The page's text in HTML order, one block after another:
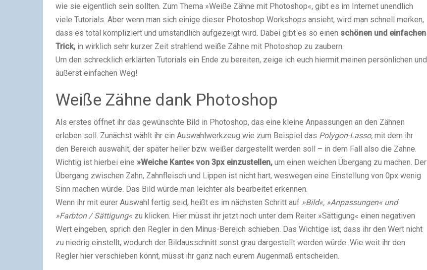
wie sie eigentlich sein sollten. Zum Thema »Weiße Zähne mit Photoshop«, gibt es im Internet unendlich
viele Tutorials. Aber wenn man sich einige dieser Photoshop Workshops ansieht, wird man schnell merken,
dass es total kompliziert und umständlich aufgezeigt wird. Dabei gibt es so einen schönen und einfachen
Trick, in wirklich sehr kurzer Zeit strahlend weiße Zähne mit Photoshop zu zaubern.
Um den schrecklich erklärten Tutorials ein Ende zu bereiten, zeige ich euch hiermit meinen persönlichen und
äußerst einfachen Weg!
Weiße Zähne dank Photoshop
Als erstes öffnet ihr das gewünschte Bild in Photoshop, das eine kleine Anpassungen an den Zähnen
erleben soll. Zunächst wählt ihr ein Auswahlwerkzeug wie zum Beispiel das Polygon-Lasso, mit dem ihr
den Bereich auswählt, der später heller bzw. weißer dargestellt werden soll – in dem Fall also die Zähne.
Wichtig ist hierbei eine »Weiche Kante« von 3px einzustellen, um einen weichen Übergang zu machen. Der
Übergang zwischen Zahn, Zahnfleisch und Lippen ist nicht hart, weswegen eine Einstellung von 0px wenig
Sinn machen würde. Das Bild würde man leichter als bearbeitet erkennen.
Wenn ihr mit eurer Auswahl fertig seid, heißt es im nächsten Schritt auf »Bild«, »Anpassungen« und
»Farbton / Sättigung«zu klicken. Hier müsst ihr jetzt noch unter dem Reiter »Sättigung« einen negativen
Wert eingeben, sprich den Regler in den Minus-Bereich schieben. Das Wichtige ist, dass ihr den Wert nicht
zu niedrig einstellt, wodurch der Bildausschnitt sonst grau dargestellt werden würde. Wie weit ihr den
Regler hier verschieben könnt, müsst ihr ganz nach eurem Augenmaß entscheiden.